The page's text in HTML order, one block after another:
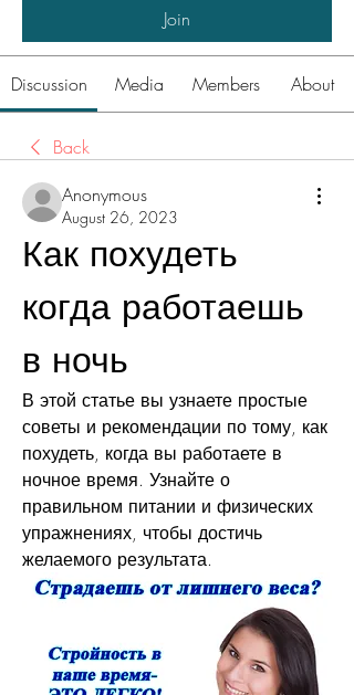
Join
Discussion Media Members About
Back
Anonymous
August 26, 2023
Как похудеть
когда работаешь
в ночь
В этой статье вы узнаете простые
советы и рекомендации по тому, как
похудеть, когда вы работаете в
ночное время. Узнайте о
правильном питании и физических
упражнениях, чтобы достичь
желаемого результата.